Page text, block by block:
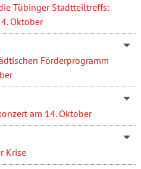
Tübinger Stadtteiltreffs:
Oktober
Förderprogramm
am 14. Oktober
Krise